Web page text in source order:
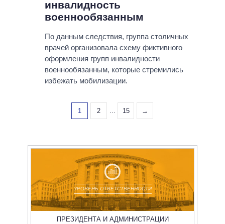
инвалидность
военнообязанным
По данным следствия, группа столичных
врачей организовала схему фиктивного
оформления групп инвалидности
военнообязанным, которые стремились
избежать мобилизации.
1 2 ... 15 →
УРОВЕНЬ ОТВЕТСТВЕННОСТИ
ПРЕЗИДЕНТА И АДМИНИСТРАЦИИ